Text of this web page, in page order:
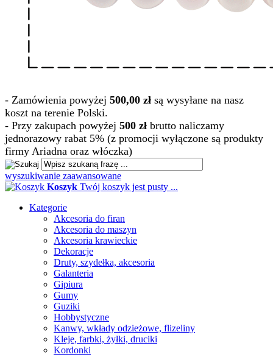
- Zamówienia powyżej 500,00 zł są wysyłane na nasz
koszt na terenie Polski.
- Przy zakupach powyżej 500 zł brutto naliczamy
jednorazowy rabat 5% (z promocji wyłączone są produkty
firmy Ariadna oraz włóczka)
wyszukiwanie zaawansowane
Koszyk Twój koszyk jest pusty ...
Kategorie
Akcesoria do firan
Akcesoria do maszyn
Akcesoria krawieckie
Dekoracje
Druty, szydełka, akcesoria
Galanteria
Gipiura
Gumy
Guziki
Hobbystyczne
Kanwy, wkłady odzieżowe, flizeliny
Kleje, farbki, żyłki, druciki
Kordonki